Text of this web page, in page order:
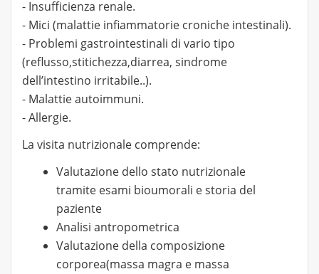
- Insufficienza renale.
- Mici (malattie infiammatorie croniche intestinali).
- Problemi gastrointestinali di vario tipo
(reflusso,stitichezza,diarrea, sindrome
dell’intestino irritabile..).
- Malattie autoimmuni.
- Allergie.
La visita nutrizionale comprende:
Valutazione dello stato nutrizionale
tramite esami bioumorali e storia del
paziente
Analisi antropometrica
Valutazione della composizione
corporea(massa magra e massa